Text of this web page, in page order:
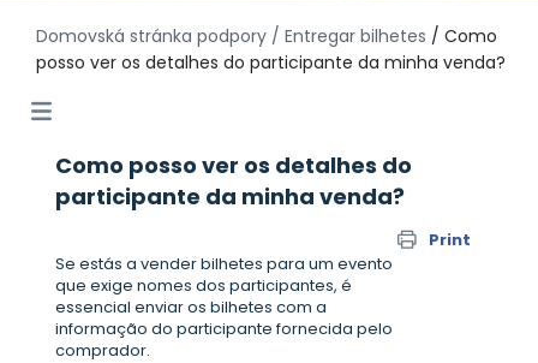
Domovská stránka podpory / Entregar bilhetes / Como
posso ver os detalhes do participante da minha venda?
Como posso ver os detalhes do
participante da minha venda?
Print
Se estás a vender bilhetes para um evento
que exige nomes dos participantes, é
essencial enviar os bilhetes com a
informação do participante fornecida pelo
comprador.